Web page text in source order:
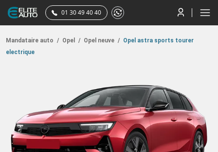
01 30 49 40 40
Mandataire auto / Opel / Opel neuve / Opel astra sports tourer
electrique